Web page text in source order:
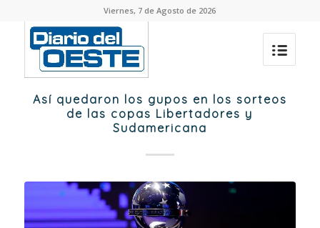
Viernes, 7 de Agosto de 2026
Así quedaron los gupos en los sorteos
de las copas Libertadores y
Sudamericana